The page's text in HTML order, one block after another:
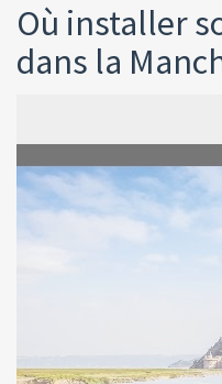
Où installer
dans la